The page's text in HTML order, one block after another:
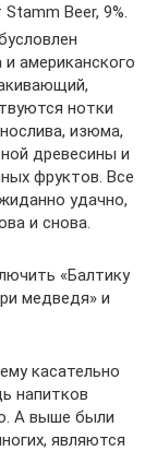
Beer, 9%.
американского
нотки
изюма,
древесины и
фруктов. Все
удачно,
и снова.
«Балтику
медведя» и
касательно
напитков
А выше были
являются